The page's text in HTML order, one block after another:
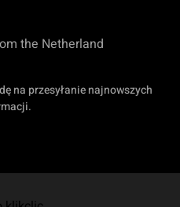
the Netherland
na przesyłanie najnowszych